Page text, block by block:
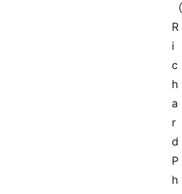
（
R
i
c
h
a
r
d
P
h